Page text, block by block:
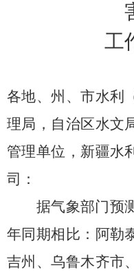
工
各地、州、市水利
理局，自治区水文
管理单位，新疆水
司：
据气象部门预
年同期相比：阿勒
吉州、乌鲁木齐市